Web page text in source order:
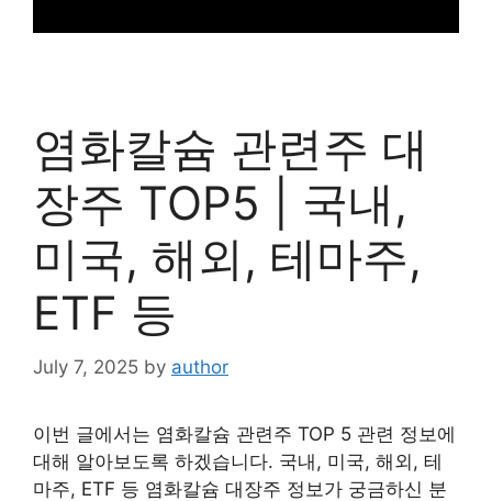
염화칼슘 관련주 대
장주 TOP5 | 국내,
미국, 해외, 테마주,
ETF 등
July 7, 2025 by author
이번 글에서는 염화칼슘 관련주 TOP 5 관련 정보에
대해 알아보도록 하겠습니다. 국내, 미국, 해외, 테
마주, ETF 등 염화칼슘 대장주 정보가 궁금하신 분